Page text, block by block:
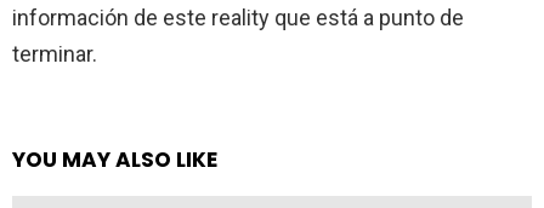
información de este reality que está a punto de
terminar.
YOU MAY ALSO LIKE